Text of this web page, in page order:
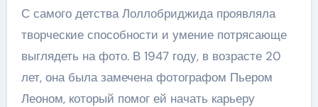
С самого детства Лоллобриджида проявляла
творческие способности и умение потрясающе
выглядеть на фото. В 1947 году, в возрасте 20
лет, она была замечена фотографом Пьером
Леоном, который помог ей начать карьеру